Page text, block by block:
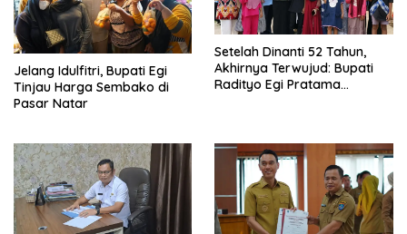
Jelang Idulfitri, Bupati Egi
Tinjau Harga Sembako di
Pasar Natar
Setelah Dinanti 52 Tahun,
Akhirnya Terwujud: Bupati
Radityo Egi Pratama